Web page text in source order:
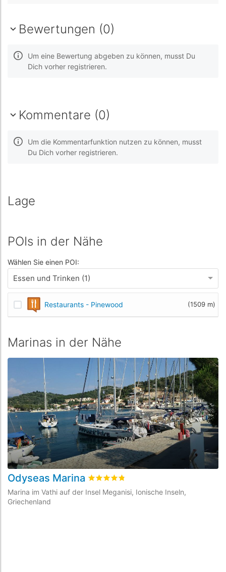
Bewertungen (0)
Um eine Bewertung abgeben zu können, musst Du
Dich vorher registrieren.
Kommentare (0)
Um die Kommentarfunktion nutzen zu können, musst
Du Dich vorher registrieren.
Lage
POIs in der Nähe
Wählen Sie einen POI:
Essen und Trinken (1)
Restaurants - Pinewood (1509 m)
Marinas in der Nähe
Odyseas Marina bewertet4.8
Marina im Vathi auf der Insel Meganisi, Ionische Inseln,
Griechenland